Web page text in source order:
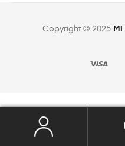
Copyright © 2025 Mi